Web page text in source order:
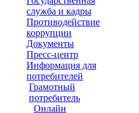
служба и кадры
Противодействие
коррупции
Документы
Пресс-центр
Информация для
потребителей
Грамотный
потребитель
Онлайн